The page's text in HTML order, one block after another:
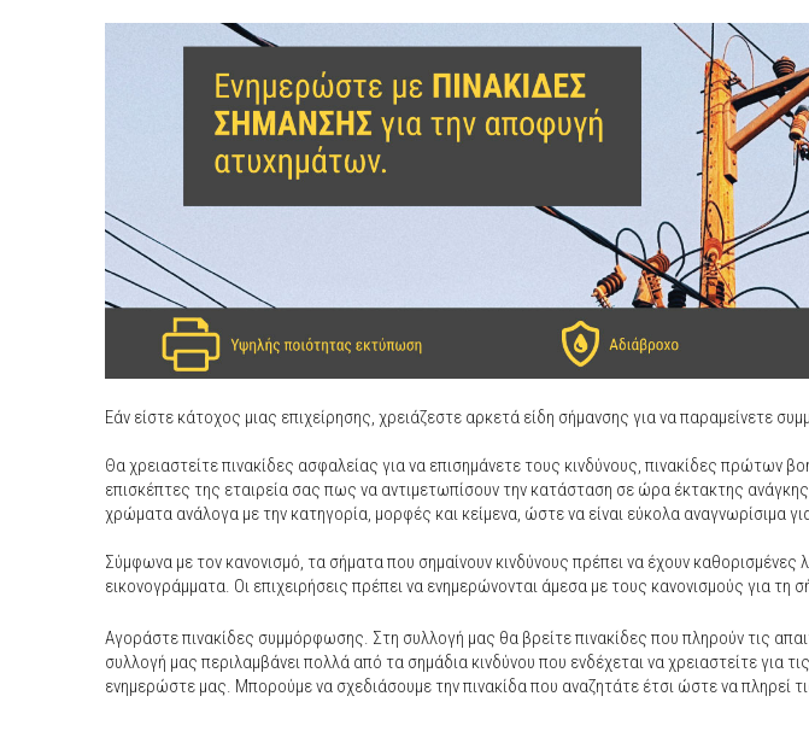
Εάν είστε κάτοχος μιας επιχείρησης, χρειάζεστε αρκετά είδη σήμανσης για να παραμείνετε
Θα χρειαστείτε πινακίδες ασφαλείας για να επισημάνετε τους κινδύνους, πινακίδες πρώτων
επισκέπτες της εταιρεία σας πως να αντιμετωπίσουν την κατάσταση σε ώρα έκτακτης
χρώματα ανάλογα με την κατηγορία, μορφές και κείμενα, ώστε να είναι εύκολα αναγνωρίσιμα
Σύμφωνα με τον κανονισμό, τα σήματα που σημαίνουν κινδύνους πρέπει να έχουν
εικονογράμματα. Οι επιχειρήσεις πρέπει να ενημερώνονται άμεσα με τους κανονισμούς για
Αγοράστε πινακίδες συμμόρφωσης. Στη συλλογή μας θα βρείτε πινακίδες που πληρούν τις
συλλογή μας περιλαμβάνει πολλά από τα σημάδια κινδύνου που ενδέχεται να χρειαστείτε για
ενημερώστε μας. Μπορούμε να σχεδιάσουμε την πινακίδα που αναζητάτε έτσι ώστε να πληρεί